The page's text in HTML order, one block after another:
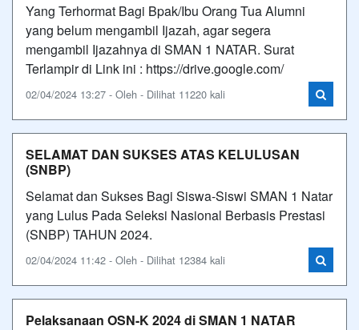
Yang Terhormat Bagi Bpak/Ibu Orang Tua Alumni
yang belum mengambil Ijazah, agar segera
mengambil Ijazahnya di SMAN 1 NATAR. Surat
Terlampir di Link ini : https://drive.google.com/
02/04/2024 13:27 - Oleh - Dilihat 11220 kali
SELAMAT DAN SUKSES ATAS KELULUSAN
(SNBP)
Selamat dan Sukses Bagi Siswa-Siswi SMAN 1 Natar
yang Lulus Pada Seleksi Nasional Berbasis Prestasi
(SNBP) TAHUN 2024.
02/04/2024 11:42 - Oleh - Dilihat 12384 kali
Pelaksanaan OSN-K 2024 di SMAN 1 NATAR